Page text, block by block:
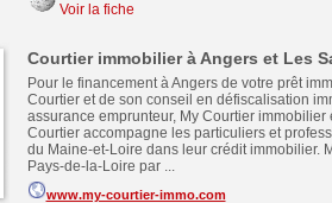
Voir la fiche
Courtier immobilier à Angers et Les
Pour le financement à Angers de votre prêt
Courtier et de son conseil en défiscalisation
assurance emprunteur, My Courtier
Courtier accompagne les particuliers et
du Maine-et-Loire dans leur crédit immobilier.
Pays-de-la-Loire par ...
www.my-courtier-immo.com